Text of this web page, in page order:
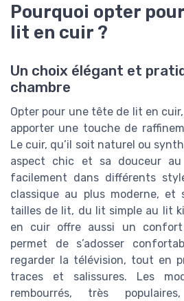
Pourquoi opter
lit en cuir ?
Un choix élégant et
chambre
Opter pour une tête de lit en
apporter une touche de
Le cuir, qu’il soit naturel ou
aspect chic et sa douceur au
facilement dans différents
classique au plus moderne, et
tailles de lit, du lit simple au lit
en cuir offre aussi un confort
permet de s’adosser
regarder la télévision, tout en
traces et salissures. Les
rembourrés, très